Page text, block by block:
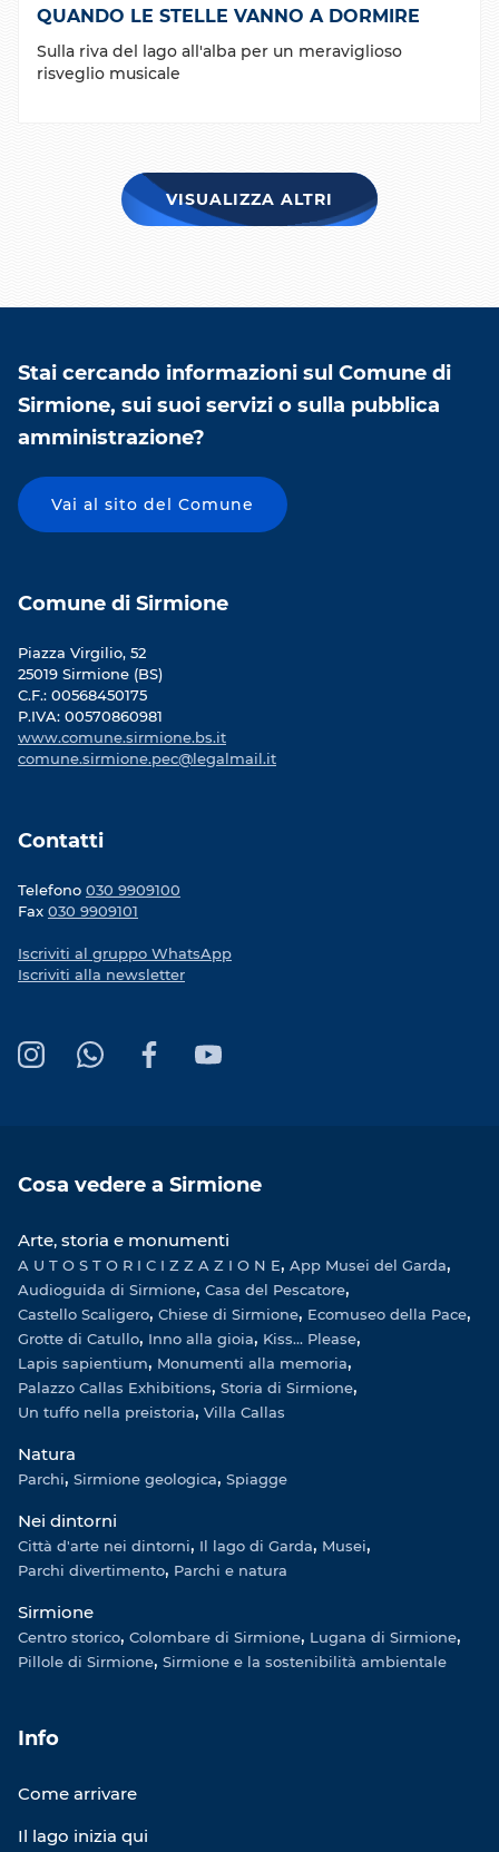
QUANDO LE STELLE VANNO A DORMIRE
Sulla riva del lago all'alba per un meraviglioso
risveglio musicale
VISUALIZZA ALTRI
Stai cercando informazioni sul Comune di
Sirmione, sui suoi servizi o sulla pubblica
amministrazione?
Vai al sito del Comune
Comune di Sirmione
Piazza Virgilio, 52
25019 Sirmione (BS)
C.F.: 00568450175
P.IVA: 00570860981
www.comune.sirmione.bs.it
comune.sirmione.pec@legalmail.it
Contatti
Telefono 030 9909100
Fax 030 9909101
Iscriviti al gruppo WhatsApp
Iscriviti alla newsletter
I
g
a
m
W
A
p
o
k
Y
b
Cosa vedere a Sirmione
Arte, storia e monumenti
A U T O S T O R I C I Z Z A Z I O N E App Musei del Garda
Audioguida di Sirmione Casa del Pescatore
Castello Scaligero Chiese di Sirmione Ecomuseo della Pace
Grotte di Catullo Inno alla gioia
Kiss... Please
Lapis sapientium
Monumenti alla memoria
Palazzo Callas Exhibitions Storia di Sirmione
Un tuffo nella preistoria Villa Callas
Natura
Parchi Sirmione geologica Spiagge
Nei dintorni
Città d'arte nei dintorni Il lago di Garda
Musei
Parchi divertimento Parchi e natura
Sirmione
Centro storico Colombare di Sirmione Lugana di Sirmione
Pillole di Sirmione Sirmione e la sostenibilità ambientale
Info
Come arrivare
Il lago inizia qui